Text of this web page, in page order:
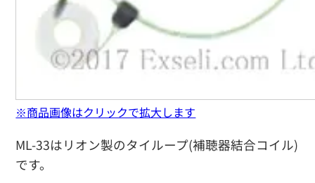
ML-33はリオン製のタイループ(補聴器結合コイル)
です。
※商品画像はクリックで拡大します